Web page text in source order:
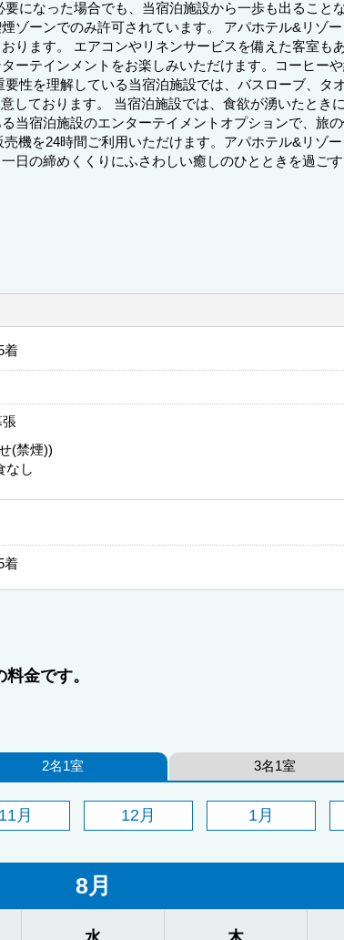
になった場合でも、当宿泊施設から一歩も出ること
ゾーンでのみ許可されています。 アパホテル&リゾ
ります。 エアコンやリネンサービスを備えた客室も
ーテインメントをお楽しみいただけます。コーヒー
性を理解している当宿泊施設では、バスローブ、タ
しております。 当宿泊施設では、食欲が湧いたとき
当宿泊施設のエンターテイメントオプションで、旅
機を24時間ご利用いただけます。アパホテル&リゾ
の締めくくりにふさわしい癒しのひとときを過ごす
着
張
(禁煙))
なし
着
金です。
2名1室 3名1室
11月 12月 1月
8月